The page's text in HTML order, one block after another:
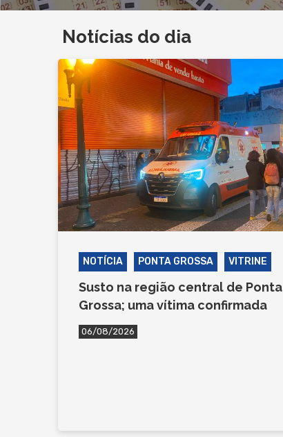
Notícias do dia
NOTÍCIA PONTA GROSSA VITRINE
Susto na região central de Ponta
Grossa; uma vítima confirmada
06/08/2026